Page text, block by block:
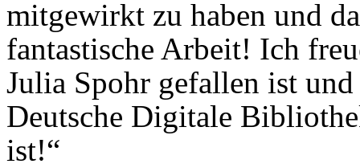
mitgewirkt zu haben und
fantastische Arbeit! Ich
Julia Spohr gefallen ist
Deutsche Digitale
ist!“